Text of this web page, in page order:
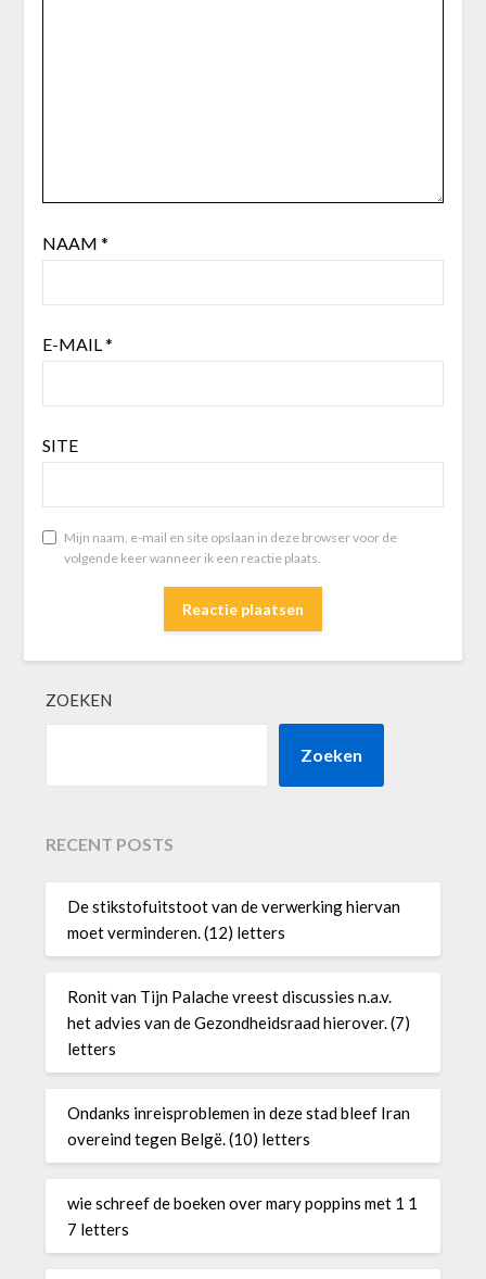
NAAM *
E-MAIL*
SITE
Mijn naam, e-mail en site opslaan in deze browser voor de
volgende keer wanneer ik een reactie plaats.
ZOEKEN
Zoeken
RECENT POSTS
De stikstofuitstoot van de verwerking hiervan
moet verminderen. (12) letters
Ronit van Tijn Palache vreest discussies n.a.v.
het advies van de Gezondheidsraad hierover. (7)
letters
Ondanks inreisproblemen in deze stad bleef Iran
overeind tegen Belgë. (10) letters
wie schreef de boeken over mary poppins met 1 1
7 letters